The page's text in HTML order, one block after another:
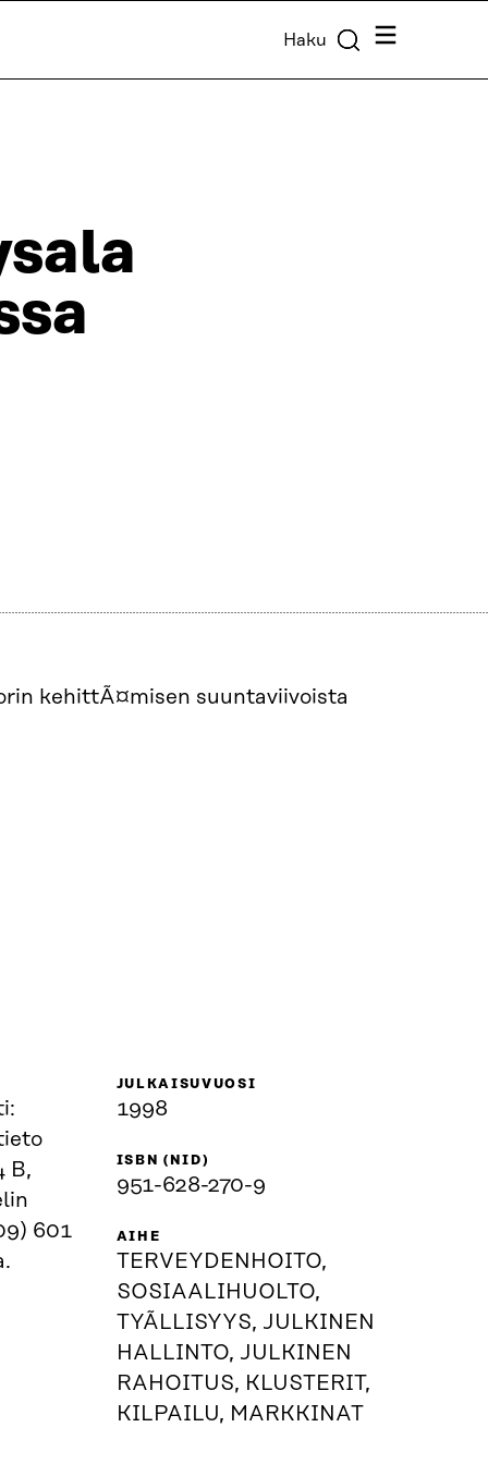
Haku Valikko
kehittÃ¤misen suuntaviivoista
B,
601
JULKAISUVUOSI
1998
ISBN (NID)
951-628-270-9
AIHE
TERVEYDENHOITO,
SOSIAALIHUOLTO,
TYÃLLISYYS, JULKINEN
HALLINTO, JULKINEN
RAHOITUS, KLUSTERIT,
KILPAILU, MARKKINAT